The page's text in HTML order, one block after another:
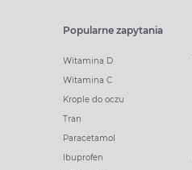
Popularne zapytania
Witamina D
Witamina C
Krople do oczu
Tran
Paracetamol
Ibuprofen